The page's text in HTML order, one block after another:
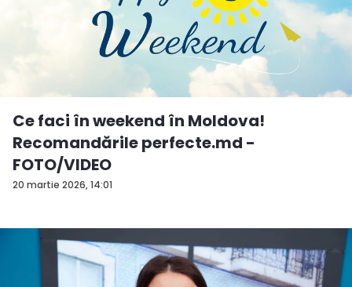
20 martie 2026, 14:01
Ce faci în weekend în Moldova!
Recomandările perfecte.md -
FOTO/VIDEO